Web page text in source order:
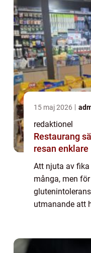
15 maj 2026
redaktionel
Restaurang särna matstoppet
resan enklare
Att njuta av
många, men
utmanande att